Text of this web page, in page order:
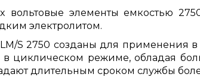
вольтовые элементы емкостью
электролитом.
S 2750 созданы для применения
циклическом режиме, обладая
длительным сроком службы